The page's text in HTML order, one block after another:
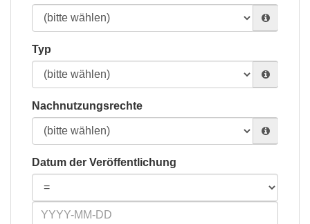
Typ
Nachnutzungsrechte
Datum der Veröffentlichung